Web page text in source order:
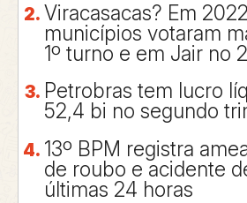
Viracasacas? Em
municípios votaram
1º turno e em Jair no
Petrobras tem lucro
52,4 bi no segundo
13º BPM registra
de roubo e acidente
últimas 24 horas